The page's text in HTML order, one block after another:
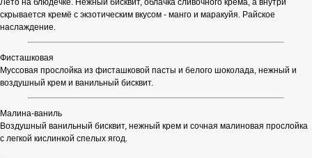
Лето на блюдечке. Нежный бисквит, облачка сливочного крема, а внутри
скрывается кремё с экзотическим вкусом - манго и маракуйя. Райское
наслаждение.
Фисташковая
Муссовая прослойка из фисташковой пасты и белого шоколада, нежный и
воздушный крем и ванильный бисквит.
Малина-ваниль
Воздушный ванильный бисквит, нежный крем и сочная малиновая прослойка
с легкой кислинкой спелых ягод.